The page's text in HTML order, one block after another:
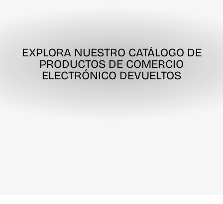
EXPLORA NUESTRO CATÁLOGO DE
PRODUCTOS DE COMERCIO
ELECTRÓNICO DEVUELTOS